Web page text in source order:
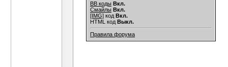
BB коды Вкл.
Смайлы Вкл.
[IMG] код Вкл.
HTML код Выкл.
Правила форума